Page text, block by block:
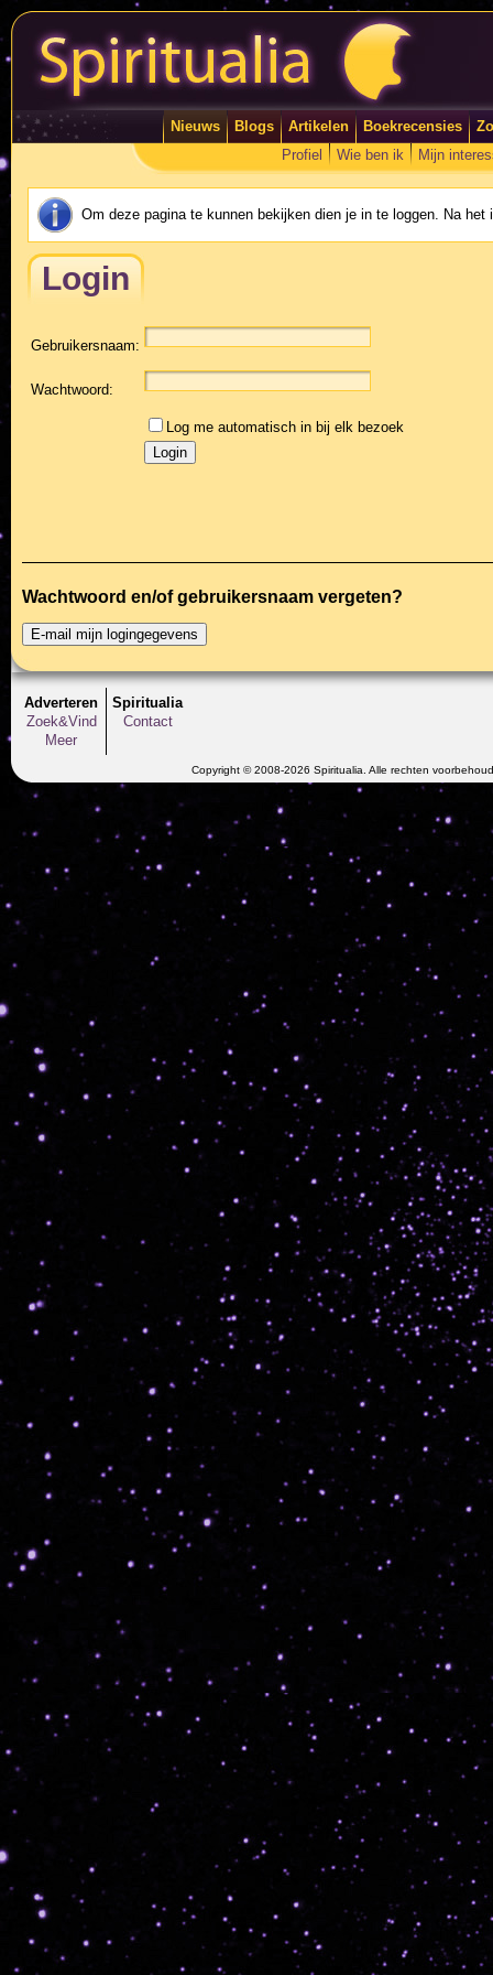
Nieuws Blogs Artikelen Boekrecensies
Profiel
Wie ben ik Mijn
Om deze pagina te kunnen bekijken dien je in te loggen. Na
Login
Gebruikersnaam:
Wachtwoord:
Log me automatisch in bij elk bezoek
Wachtwoord en/of gebruikersnaam vergeten?
Adverteren
Zoek&Vind
Meer
Spiritualia
Contact
Copyright © 2008-2026 Spiritualia. Alle rechten